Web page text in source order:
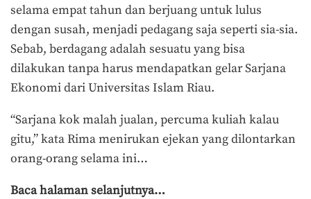
selama empat tahun dan berjuang untuk lulus
dengan susah, menjadi pedagang saja seperti sia-sia.
Sebab, berdagang adalah sesuatu yang bisa
dilakukan tanpa harus mendapatkan gelar Sarjana
Ekonomi dari Universitas Islam Riau.
“Sarjana kok malah jualan, percuma kuliah kalau
gitu,” kata Rima menirukan ejekan yang dilontarkan
orang-orang selama ini…
Baca halaman selanjutnya…